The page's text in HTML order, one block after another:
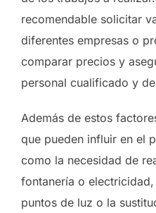
recomendable solicitar
diferentes empresas o
comparar precios y
personal cualificado y
Además de estos
que pueden influir en el
como la necesidad de
fontanería o
puntos de luz o la